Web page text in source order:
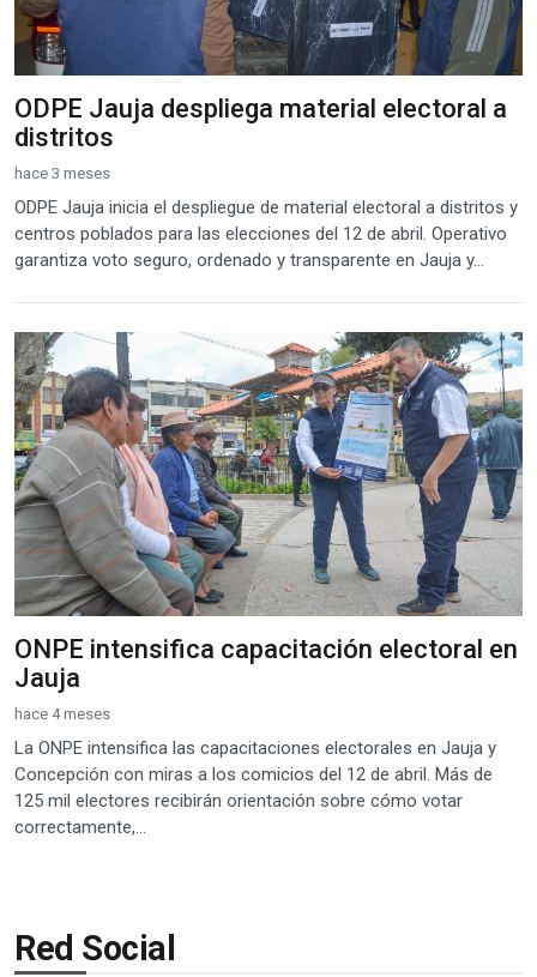
ODPE Jauja despliega material electoral a
distritos
hace 3 meses
ODPE Jauja inicia el despliegue de material electoral a distritos y
centros poblados para las elecciones del 12 de abril. Operativo
garantiza voto seguro, ordenado y transparente en Jauja y...
ONPE intensifica capacitación electoral en
Jauja
hace 4 meses
La ONPE intensifica las capacitaciones electorales en Jauja y
Concepción con miras a los comicios del 12 de abril. Más de
125 mil electores recibirán orientación sobre cómo votar
correctamente,...
Red Social